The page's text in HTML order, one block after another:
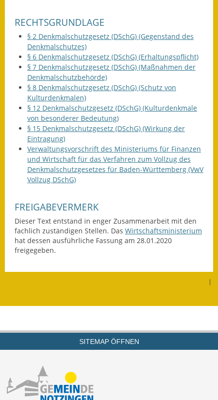
Ver- & Entsorgung
Breitbandausbau
Klimaschutzagentur
Freizeit
Feuerwehr
Freizeit- & Sportstätten
Gesundheit & Soziales
Kirchen
Vereine
Wirtschaft
Ausschreibung von
RECHTSGRUNDLAGE
§ 2 Denkmalschutzgesetz (DSchG) (Gegenstand des
Denkmalschutzes)
§ 6 Denkmalschutzgesetz (DSchG) (Erhaltungspflicht)
§ 7 Denkmalschutzgesetz (DSchG) (Maßnahmen der
Denkmalschutzbehörde)
§ 8 Denkmalschutzgesetz (DSchG) (Schutz von
Kulturdenkmalen)
§ 12 Denkmalschutzgesetz (DSchG) (Kulturdenkmale
von besonderer Bedeutung)
§ 15 Denkmalschutzgesetz (DSchG) (Wirkung der
Eintragung)
Verwaltungsvorschrift des Ministeriums für Finanzen
und Wirtschaft für das Verfahren zum Vollzug des
Denkmalschutzgesetzes für Baden-Württemberg (VwV
Vollzug DSchG)
FREIGABEVERMERK
Dieser Text entstand in enger Zusammenarbeit mit den
fachlich zuständigen Stellen. Das Wirtschaftsministerium
hat dessen ausführliche Fassung am 28.01.2020
freigegeben.
|
SITEMAP ÖFFNEN